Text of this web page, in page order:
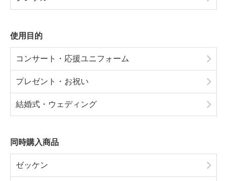
使用目的
コンサート・応援ユニフォーム
プレゼント・お祝い
結婚式・ウェディング
同時購入商品
ゼッケン